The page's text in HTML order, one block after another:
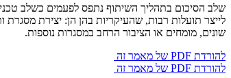
שלב הסיכום בתהליך השיתוף נתפס לפעמים כשלב
לייצר תועלות רבות, שהעיקריות בהן הן: יצירת
שונים, מומחים או הציבור הרחב במסגרות נוספות.
להורדת PDF של מאמר זה
להורדת PDF של מאמר זה